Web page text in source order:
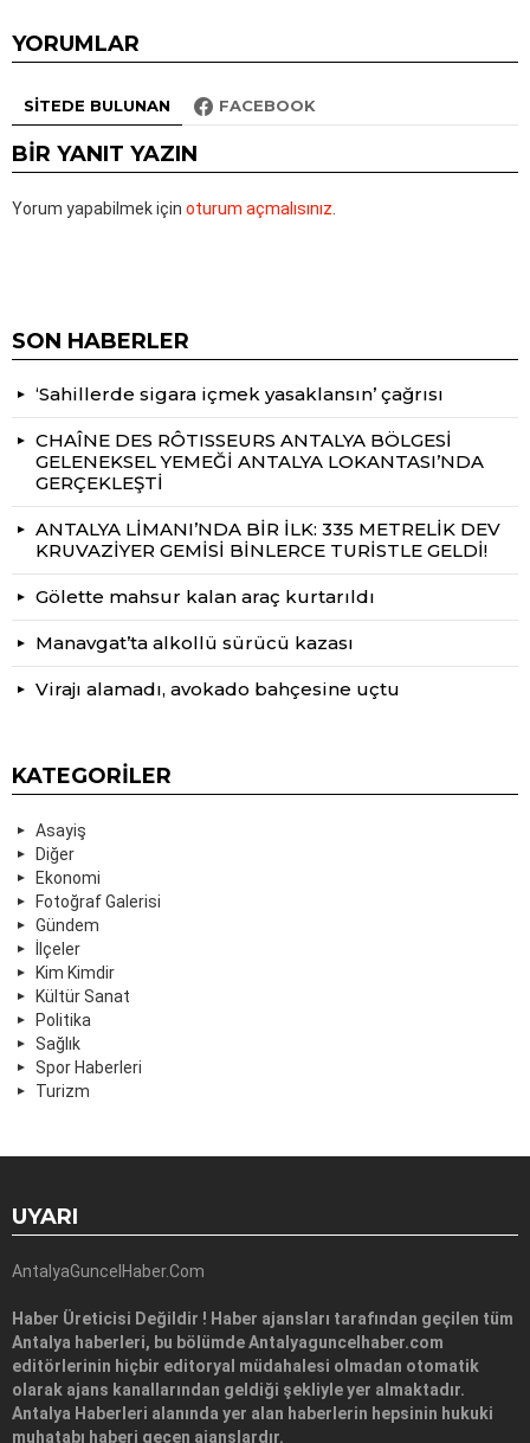
YORUMLAR
SITEDE BULUNAN FACEBOOK
BIR YANIT YAZIN
Yorum yapabilmek için oturum açmalısınız
SON HABERLER
‘Sahillerde sigara içmek yasaklansın’ çağrısı
CHAÎNE DES RÔTISSEURS ANTALYA BÖLGESİ
GELENEKSEL YEMEĞİ ANTALYA LOKANTASI’NDA
GERÇEKLEŞTİ
ANTALYA LİMANI’NDA BİR İLK: 335 METRELİK DEV
KRUVAZİYER GEMİSİ BİNLERCE TURİSTLE GELDİ!
Gölette mahsur kalan araç kurtarıldı
Manavgat’ta alkollü sürücü kazası
Virajı alamadı, avokado bahçesine uçtu
KATEGORILER
Asayiş
Diğer
Ekonomi
Fotoğraf Galerisi
Gündem
İlçeler
Kim Kimdir
Kültür Sanat
Politika
Sağlık
Spor Haberleri
Turizm
UYARI
AntalyaGuncelHaber.Com
Haber Üreticisi Değildir ! Haber ajansları tarafından geçilen tüm
Antalya haberleri, bu bölümde Antalyaguncelhaber.com
editörlerinin hiçbir editoryal müdahalesi olmadan otomatik
olarak ajans kanallarından geldiği şekliyle yer almaktadır.
Antalya Haberleri alanında yer alan haberlerin hepsinin hukuki
muhatabı haberi geçen ajanslardır.